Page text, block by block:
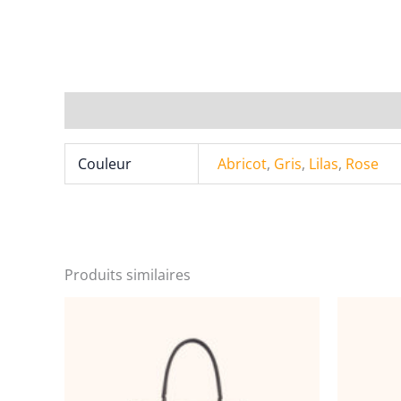
Couleur Abricot, Gris, Lilas, Rose
Produits similaires